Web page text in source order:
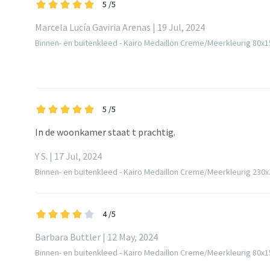
5 /5
Marcela Lucía Gaviria Arenas | 19 Jul, 2024
Binnen- en buitenkleed - Kairo Medaillon Creme/Meerkleurig
5 /5
In de woonkamer staat t prachtig.
Y S. | 17 Jul, 2024
Binnen- en buitenkleed - Kairo Medaillon Creme/Meerkleurig
4 /5
Barbara Buttler | 12 May, 2024
Binnen- en buitenkleed - Kairo Medaillon Creme/Meerkleurig